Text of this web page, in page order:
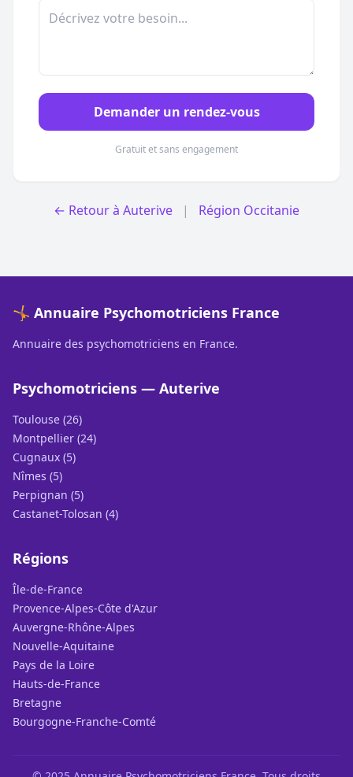
Demander un rendez-vous
Gratuit et sans engagement
← Retour à Auterive | Région Occitanie
🤸 Annuaire Psychomotriciens France
Annuaire des psychomotriciens en France.
Psychomotriciens — Auterive
Toulouse (26)
Montpellier (24)
Cugnaux (5)
Nîmes (5)
Perpignan (5)
Castanet-Tolosan (4)
Régions
Île-de-France
Provence-Alpes-Côte d'Azur
Auvergne-Rhône-Alpes
Nouvelle-Aquitaine
Pays de la Loire
Hauts-de-France
Bretagne
Bourgogne-Franche-Comté